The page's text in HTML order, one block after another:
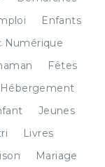
Enfants
Numérique
Fêtes
Hébergement
Jeunes
Livres
Mariage